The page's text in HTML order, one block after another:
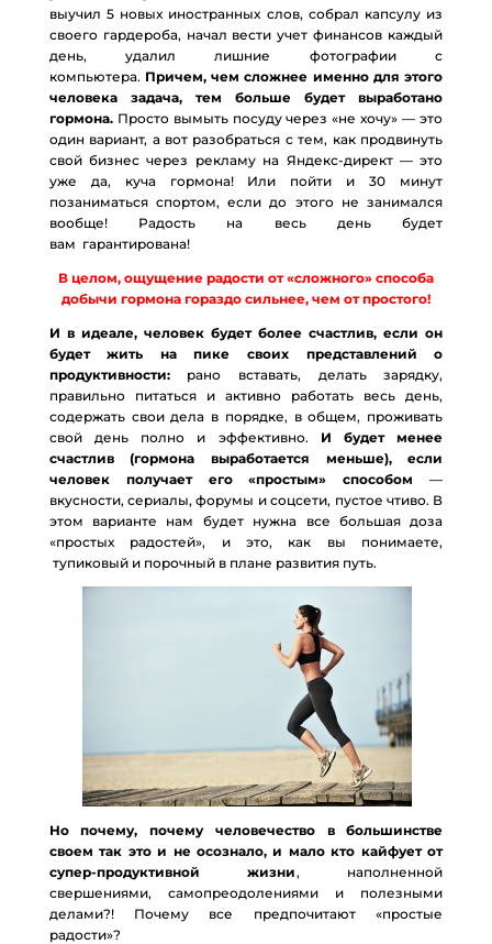
выучил 5 новых иностранных слов, собрал капсулу из
своего гардероба, начал вести учет финансов каждый
день, удалил лишние фотографии с
компьютера. Причем, чем сложнее именно для этого
человека задача, тем больше будет выработано
гормона.Просто вымыть посуду через «не хочу» — это
один вариант, а вот разобраться с тем, как продвинуть
свой бизнес через рекламу на Яндекс-директ — это
уже да, куча гормона! Или пойти и 30 минут
позаниматься спортом, если до этого не занимался
вообще! Радость на весь день будет
вам гарантирована!
В целом, ощущение радости от «сложного» способа
добычи гормона гораздо сильнее, чем от простого!
И в идеале, человек будет более счастлив, если он
будет жить на пике своих представлений о
продуктивности:рано вставать, делать зарядку,
правильно питаться и активно работать весь день,
содержать свои дела в порядке, в общем, проживать
свой день полно и эффективно. И будет менее
счастлив (гормона выработается меньше), если
человек получает его «простым» способом —
вкусности, сериалы, форумы и соцсети, пустое чтиво. В
этом варианте нам будет нужна все большая доза
«простых радостей», и это, как вы понимаете,
тупиковый и порочный в плане развития путь.
Но почему, почему человечество в большинстве
своем так это и не осознало, и мало кто кайфует от
супер-продуктивной жизни, наполненной
свершениями, самопреодолениями и полезными
делами?! Почему все предпочитают «простые
радости»?